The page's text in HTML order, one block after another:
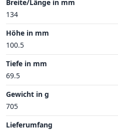
Breite/Länge in mm
134
Höhe in mm
100.5
Tiefe in mm
69.5
Gewicht in g
705
Lieferumfang